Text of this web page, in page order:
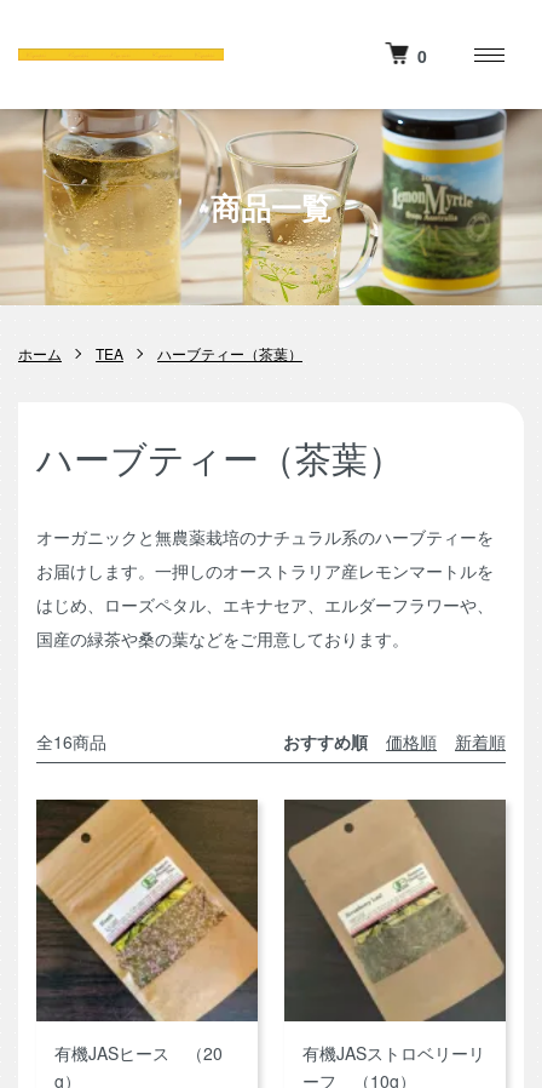
0
商品一覧
ホーム TEA ハーブティー（茶葉）
ハーブティー（茶葉）
オーガニックと無農薬栽培のナチュラル系のハーブティーを
お届けします。一押しのオーストラリア産レモンマートルを
はじめ、ローズペタル、エキナセア、エルダーフラワーや、
国産の緑茶や桑の葉などをご用意しております。
全16商品 おすすめ順 価格順 新着順
有機JASヒース （20
g）
有機JASストロベリーリ
ーフ （10g）